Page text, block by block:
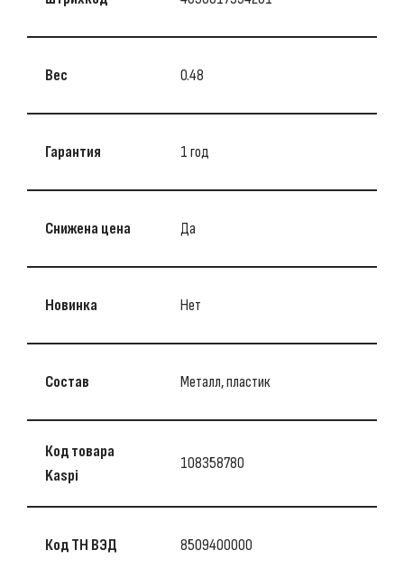
Вес 0.48
Гарантия 1 год
Снижена цена Да
Новинка Нет
Состав Металл, пластик
Код товара
Kaspi
108358780
Код ТН ВЭД 8509400000